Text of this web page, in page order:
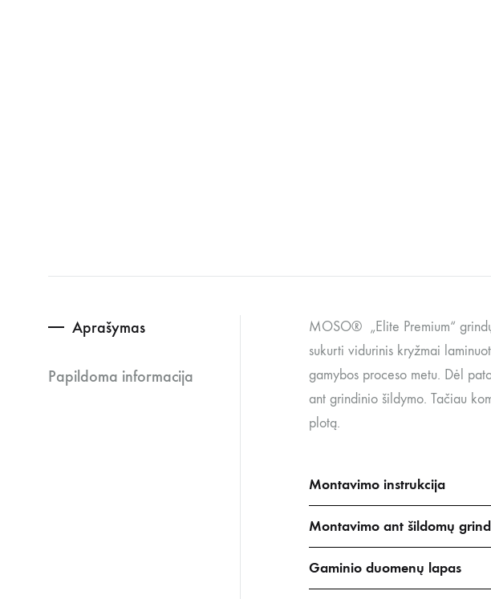
Aprašymas
Papildoma informacija
MOSO® „Elite Premium“
sukurti vidurinis kryžmai
gamybos proceso metu. Dėl
ant grindinio šildymo. Tačiau
plotą.
Montavimo instrukcija
Montavimo ant šildomų
Gaminio duomenų lapas